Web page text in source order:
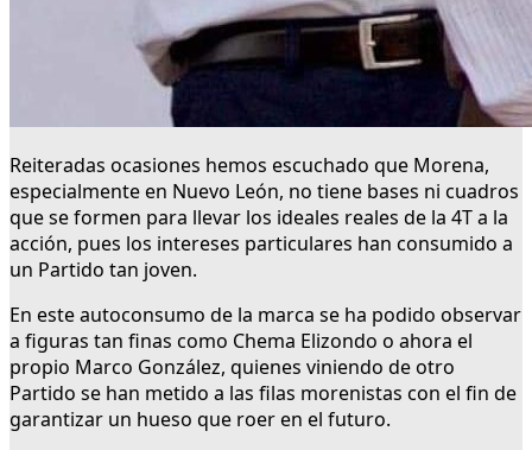
Reiteradas ocasiones hemos escuchado que Morena,
especialmente en Nuevo León, no tiene bases ni cuadros
que se formen para llevar los ideales reales de la 4T a la
acción, pues los intereses particulares han consumido a
un Partido tan joven.
En este autoconsumo de la marca se ha podido observar
a figuras tan finas como Chema Elizondo o ahora el
propio Marco González, quienes viniendo de otro
Partido se han metido a las filas morenistas con el fin de
garantizar un hueso que roer en el futuro.